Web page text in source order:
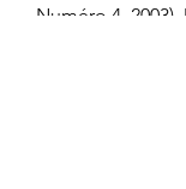
Numéro 4, 2003),